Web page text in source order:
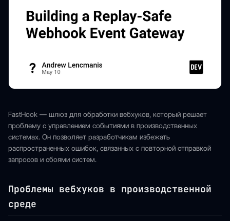
FastHook — шлюз для обработки вебхуков, который решает
проблему с управлением событиями в производственных
системах. Он позволяет разработчикам избежать
распространенных ошибок, связанных с повторной отправкой
запросов и сбоями систем.
Проблемы вебхуков в производственной
среде